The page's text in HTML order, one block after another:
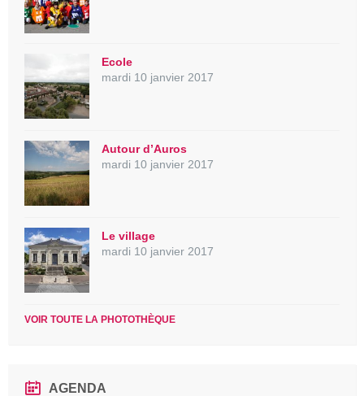
Ecole
mardi 10 janvier 2017
Autour d’Auros
mardi 10 janvier 2017
Le village
mardi 10 janvier 2017
VOIR TOUTE LA PHOTOTHÈQUE
AGENDA